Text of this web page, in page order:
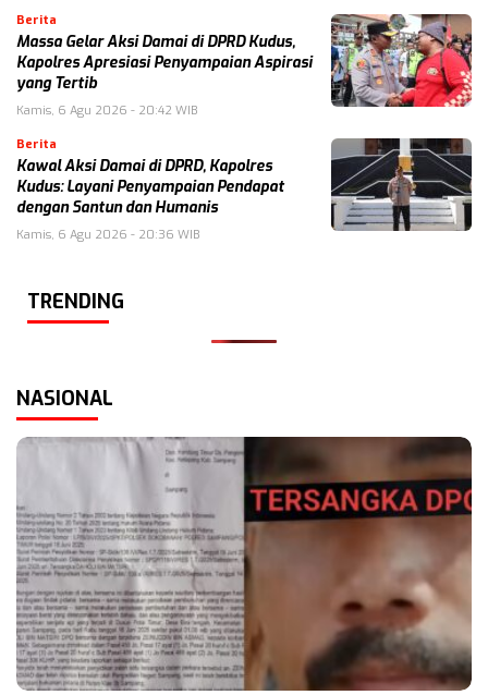
Berita
Massa Gelar Aksi Damai di DPRD Kudus,
Kapolres Apresiasi Penyampaian Aspirasi
yang Tertib
Kamis, 6 Agu 2026 - 20:42 WIB
Berita
Kawal Aksi Damai di DPRD, Kapolres
Kudus: Layani Penyampaian Pendapat
dengan Santun dan Humanis
Kamis, 6 Agu 2026 - 20:36 WIB
TRENDING
NASIONAL